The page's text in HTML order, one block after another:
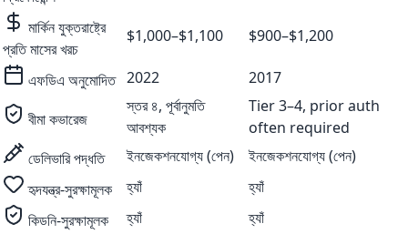
মার্কিন যুক্তরাষ্ট্রে
প্রতি মাসের খরচ
$1,000–$1,100 $900–$1,200
এফডিএ অনুমোদিত 2022 2017
বীমা কভারেজ
স্তর ৪, পূর্বানুমতি
আবশ্যক
Tier 3–4, prior auth
often required
ডেলিভারি পদ্ধতি
ইনজেকশনযোগ্য (পেন)
ইনজেকশনযোগ্য (পেন)
হৃদযন্ত্র-সুরক্ষামূলক
হ্যাঁ
হ্যাঁ
কিডনি-সুরক্ষামূলক
হ্যাঁ হ্যাঁ